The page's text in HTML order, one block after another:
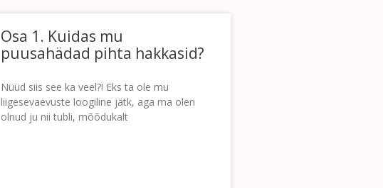
Osa 1. Kuidas mu
puusahädad pihta hakkasid?
Nüüd siis see ka veel?! Eks ta ole mu
liigesevaevuste loogiline jätk, aga ma olen
olnud ju nii tubli, mõõdukalt